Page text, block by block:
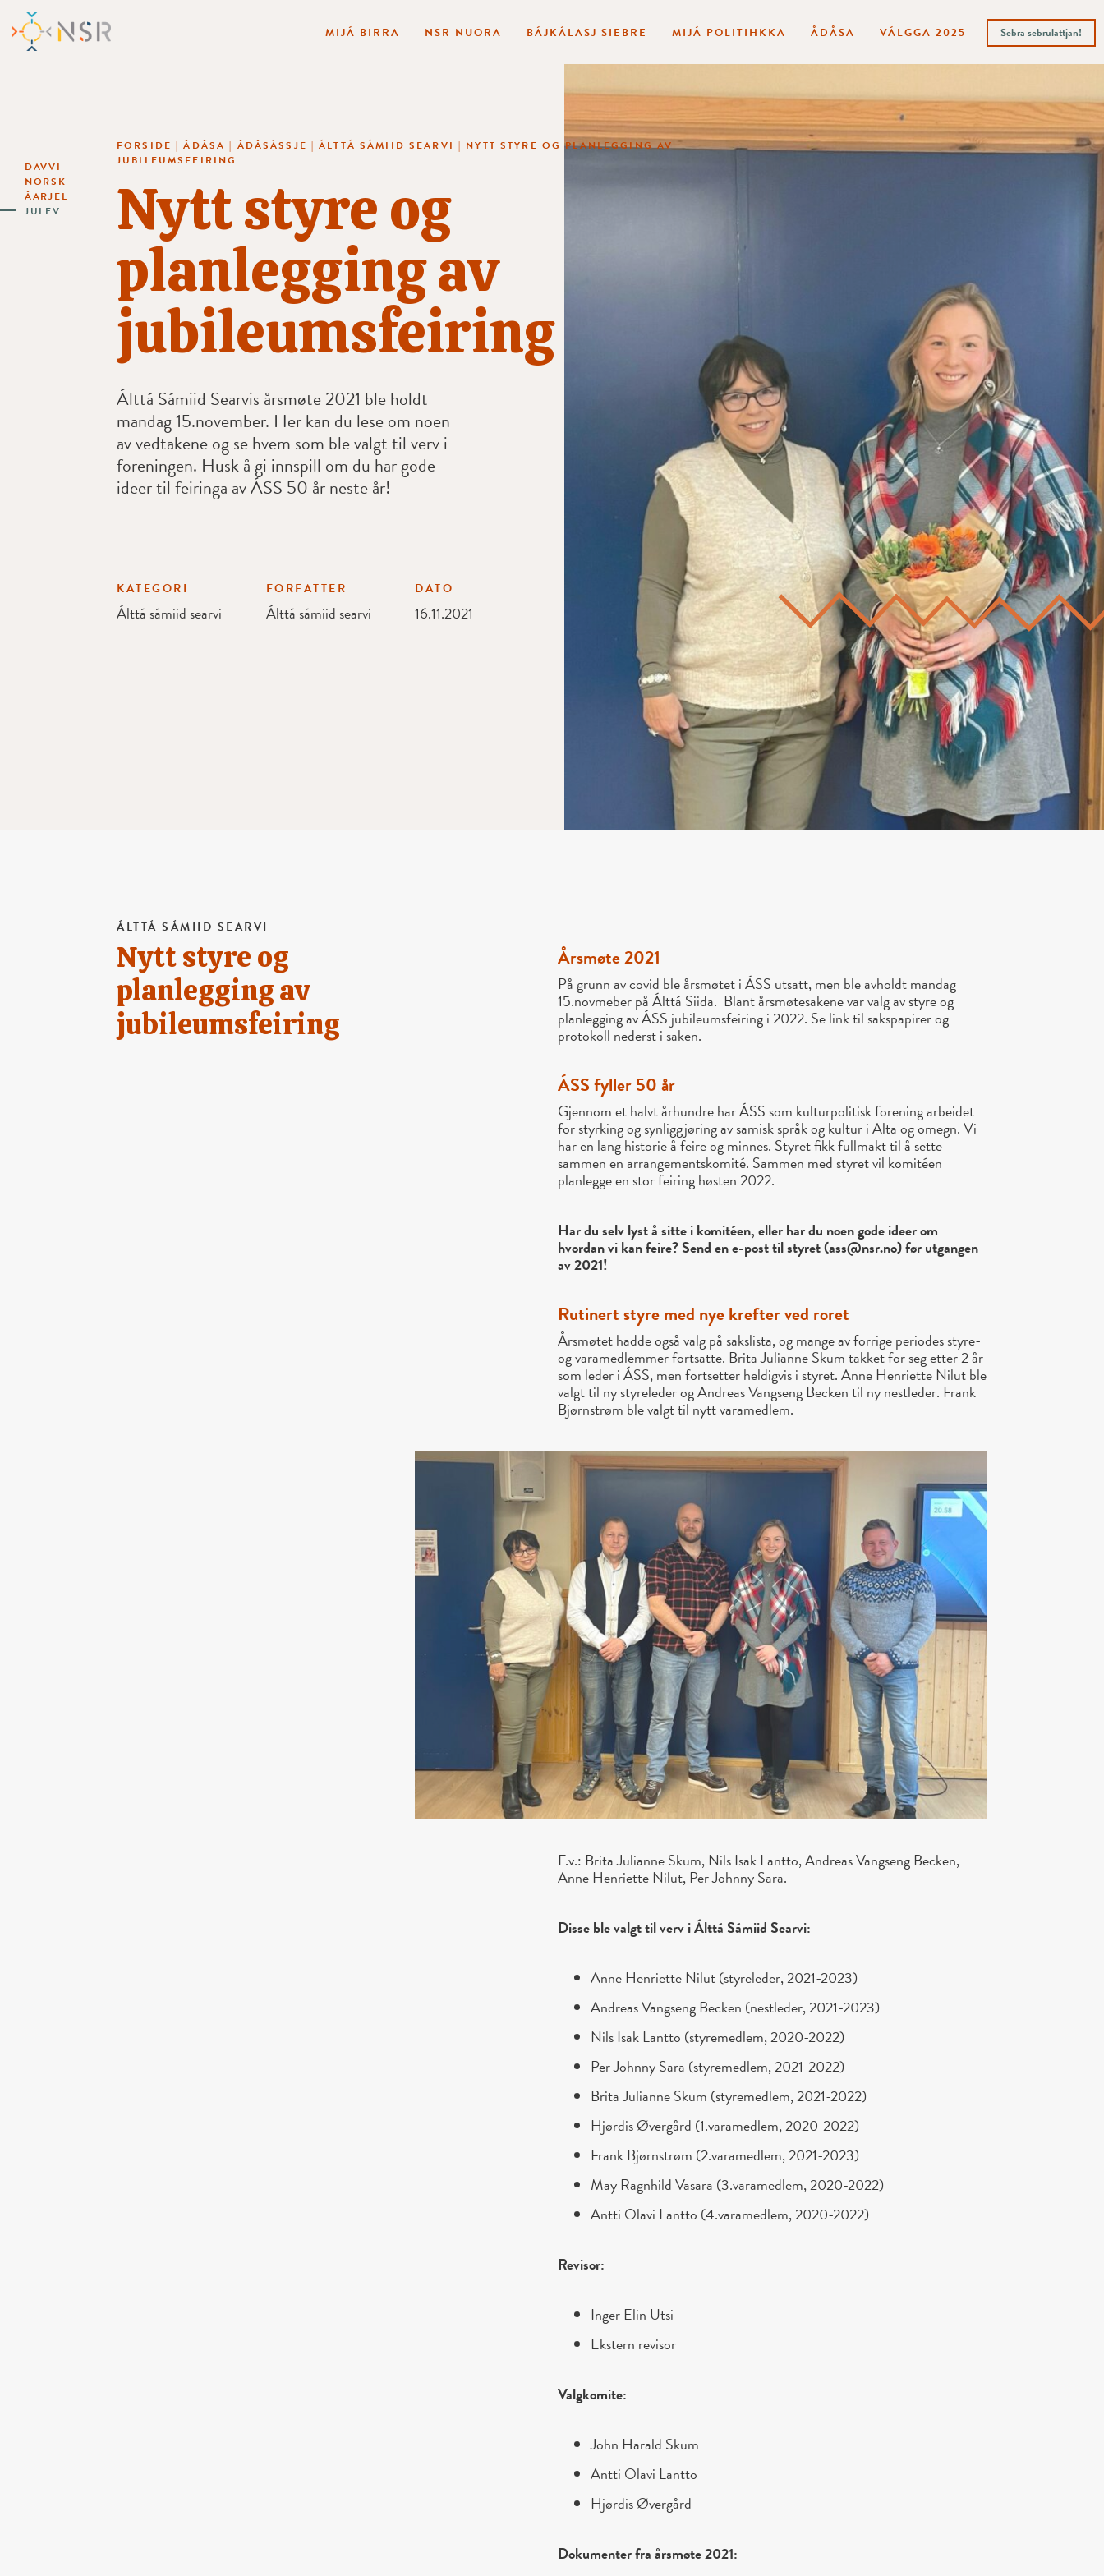
DAVVI
NORSK
ÅARJEL
JULEV
MIJÁ BIRRA NSR NUORA BÁJKÁLASJ SIEBRE MIJÁ POLITIHKKA ÅDÅSA VÁLGGA 2025 Sebra sebrulattjan!
FORSIDE |ÅDÅSA | ÅDÅSÁSSJE |ÁLTTÁ SÁMIID SEARVI | NYTT STYRE OG PLANLEGGING AV
JUBILEUMSFEIRING
Nytt styre og
planlegging av
jubileumsfeiring
Álttá Sámiid Searvis årsmøte 2021 ble holdt
mandag 15.november. Her kan du lese om noen
av vedtakene og se hvem som ble valgt til verv i
foreningen. Husk å gi innspill om du har gode
ideer til feiringa av ÁSS 50 år neste år!
KATEGORI
Álttá sámiid searvi
FORFATTER
Álttá sámiid searvi
DATO
16.11.2021
ÁLTTÁ SÁMIID SEARVI
Nytt styre og
planlegging av
jubileumsfeiring
Årsmøte 2021
På grunn av covid ble årsmøtet i ÁSS utsatt, men ble avholdt mandag
15.novmeber på Álttá Siida. Blant årsmøtesakene var valg av styre og
planlegging av ÁSS jubileumsfeiring i 2022. Se link til sakspapirer og
protokoll nederst i saken.
ÁSS fyller 50 år
Gjennom et halvt århundre har ÁSS som kulturpolitisk forening arbeidet
for styrking og synliggjøring av samisk språk og kultur i Alta og omegn. Vi
har en lang historie å feire og minnes. Styret fikk fullmakt til å sette
sammen en arrangementskomité. Sammen med styret vil komitéen
planlegge en stor feiring høsten 2022.
Har du selv lyst å sitte i komitéen, eller har du noen gode ideer om
hvordan vi kan feire? Send en e-post til styret (ass@nsr.no) før utgangen
av 2021!
Rutinert styre med nye krefter ved roret
Årsmøtet hadde også valg på sakslista, og mange av forrige periodes styre-
og varamedlemmer fortsatte. Brita Julianne Skum takket for seg etter 2 år
som leder i ÁSS, men fortsetter heldigvis i styret. Anne Henriette Nilut ble
valgt til ny styreleder og Andreas Vangseng Becken til ny nestleder. Frank
Bjørnstrøm ble valgt til nytt varamedlem.
F.v.: Brita Julianne Skum, Nils Isak Lantto, Andreas Vangseng Becken,
Anne Henriette Nilut, Per Johnny Sara.
Disse ble valgt til verv i Álttá Sámiid Searvi:
Anne Henriette Nilut (styreleder, 2021-2023)
Andreas Vangseng Becken (nestleder, 2021-2023)
Nils Isak Lantto (styremedlem, 2020-2022)
Per Johnny Sara (styremedlem, 2021-2022)
Brita Julianne Skum (styremedlem, 2021-2022)
Hjørdis Øvergård (1.varamedlem, 2020-2022)
Frank Bjørnstrøm (2.varamedlem, 2021-2023)
May Ragnhild Vasara (3.varamedlem, 2020-2022)
Antti Olavi Lantto (4.varamedlem, 2020-2022)
Revisor:
Inger Elin Utsi
Ekstern revisor
Valgkomite:
John Harald Skum
Antti Olavi Lantto
Hjørdis Øvergård
Dokumenter fra årsmøte 2021: